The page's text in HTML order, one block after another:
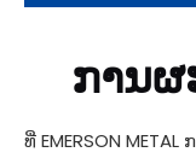
ການ
ທີ່ EMERSON